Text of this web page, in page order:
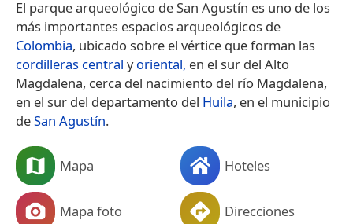
El parque arqueológico de San Agustín es uno de los
más importantes espacios arqueológicos de
Colombia, ubicado sobre el vértice que forman las
cordilleras central yoriental, en el sur del Alto
Magdalena, cerca del nacimiento del río Magdalena,
en el sur del departamento del Huila, en el municipio
deSan Agustín.
Mapa Hoteles
Mapa foto Direcciones